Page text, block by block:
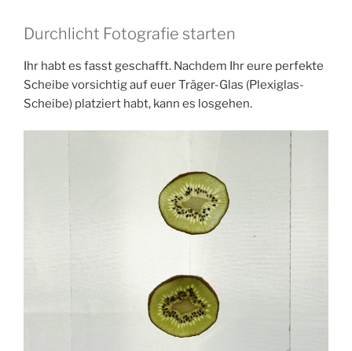
Durchlicht Fotografie starten
Ihr habt es fasst geschafft. Nachdem Ihr eure perfekte
Scheibe vorsichtig auf euer Träger-Glas (Plexiglas-
Scheibe) platziert habt, kann es losgehen.